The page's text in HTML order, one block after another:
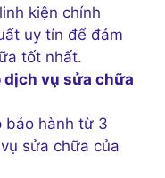
kiện chính
uy tín để đảm
tốt nhất.
dịch vụ sửa chữa
bảo hành từ 3
sửa chữa của